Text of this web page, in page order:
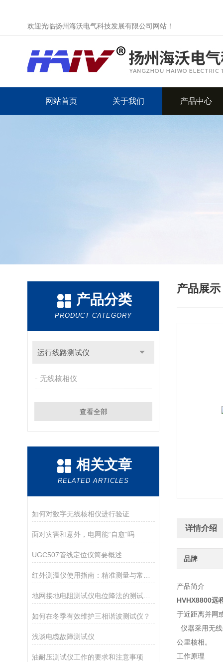
欢迎光临扬州海沃电气科技发展有限公司网站！
网站首页 关于我们 产品中心
产品分类
PRODUCT CATEGORY
运行线路测试仪
无线核相仪
查看全部
相关文章
RELATED ARTICLES
如何对数字无线核相仪进行验证
面对灾害和意外，电网能“自愈”吗
UGC507管线定位仪简要概述
如何在冬季有效维护三相谐波测试仪？
浅谈电缆故障测试仪
油耐压测试仪工作的要求和注意事项
产品展示
详情介绍
品牌
产品简介
HVHX8800远
于近距离并网
仪器采用无
公里核相。
工作原理